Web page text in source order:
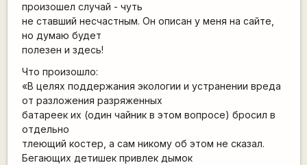
произошел случай - чуть
не ставший несчастным. Он описан у меня на сайте,
но думаю будет
полезен и здесь!
Что произошло:
«В целях поддержания экологии и устранении вреда
от разложения разряженных
батареек их (один чайник в этом вопросе) бросил в
отдельно
тлеющий костер, а сам никому об этом не сказал.
Бегающих детишек привлек дымок